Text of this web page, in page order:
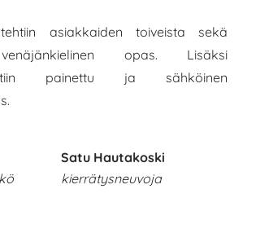
asiakkaiden toiveista sekä
opas. Lisäksi
painettu ja sähköinen
Satu Hautakoski
kierrätysneuvoja